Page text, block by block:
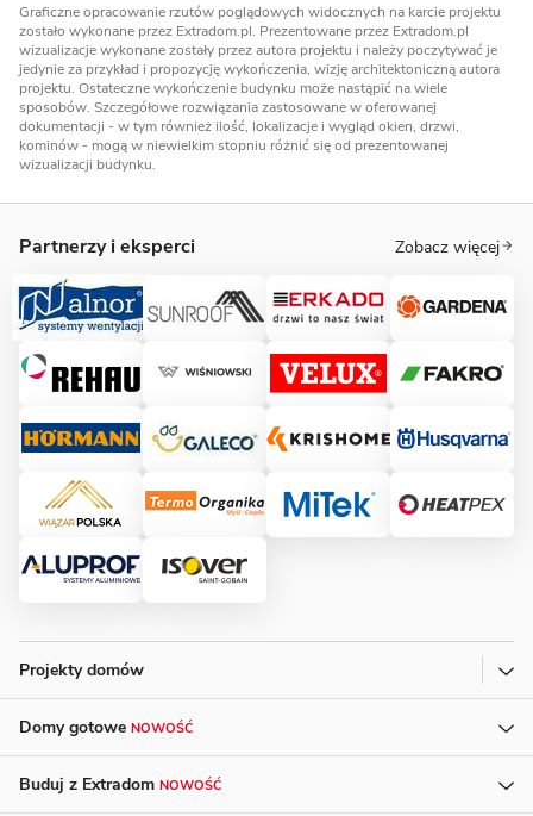
Graficzne opracowanie rzutów poglądowych widocznych na karcie projektu
zostało wykonane przez Extradom.pl. Prezentowane przez Extradom.pl
wizualizacje wykonane zostały przez autora projektu i należy poczytywać je
jedynie za przykład i propozycję wykończenia, wizję architektoniczną autora
projektu. Ostateczne wykończenie budynku może nastąpić na wiele
sposobów. Szczegółowe rozwiązania zastosowane w oferowanej
dokumentacji - w tym również ilość, lokalizacje i wygląd okien, drzwi,
kominów - mogą w niewielkim stopniu różnić się od prezentowanej
wizualizacji budynku.
Partnerzy i eksperci Zobacz więcej
Projekty domów
Domy gotowe NOWOŚĆ
Buduj z Extradom NOWOŚĆ